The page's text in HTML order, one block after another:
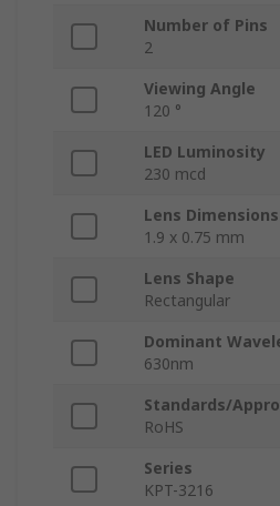
Number of Pins
2
Viewing Angle
120 °
LED Luminosity
230 mcd
Lens Dimensions
1.9 x 0.75 mm
Lens Shape
Rectangular
Dominant
630nm
Standards/
RoHS
Series
KPT-3216